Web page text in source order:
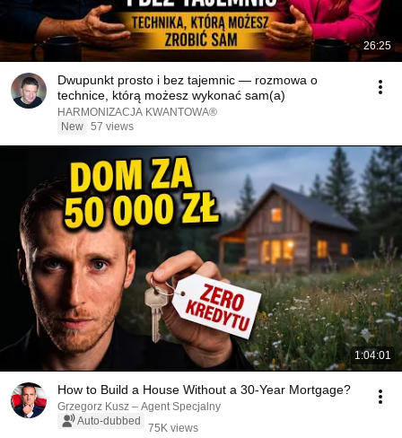
26:25
Dwupunkt prosto i bez tajemnic — rozmowa o
technice, którą możesz wykonać sam(a)
HARMONIZACJA KWANTOWA®
New 57 views
1:04:01
How to Build a House Without a 30-Year Mortgage?
Grzegorz Kusz – Agent Specjalny
Auto-dubbed
75K views